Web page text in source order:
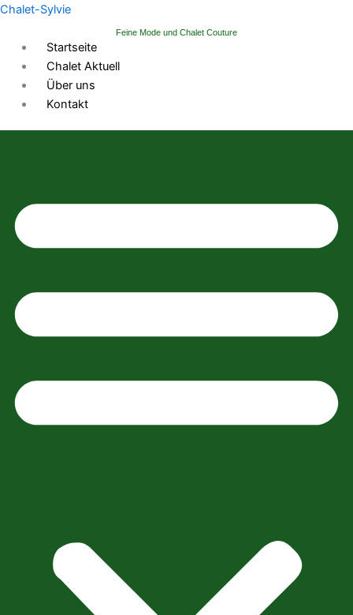
Zum
springen
Chalet-Sylvie
Feine Mode und Chalet Couture
Startseite
Chalet Aktuell
Über uns
Kontakt